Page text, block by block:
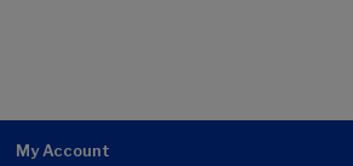
My Account